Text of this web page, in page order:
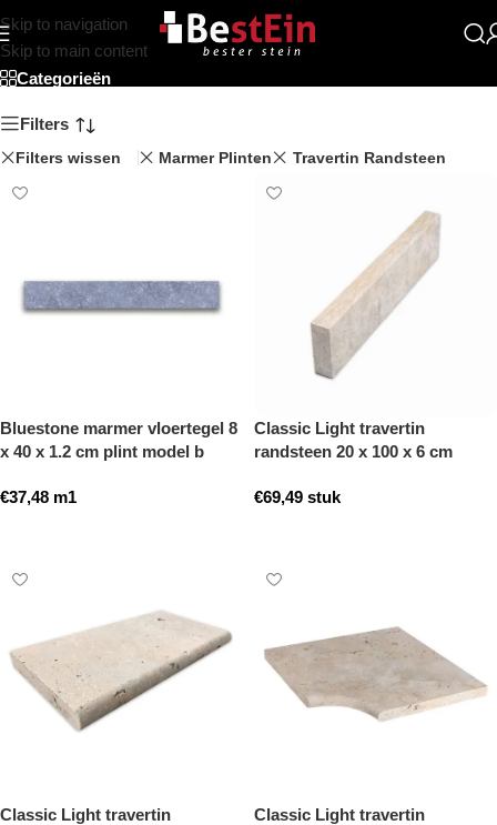
Skip to navigation
Skip to main content
Beststein
Categorieën
Filters
Filters wissen Marmer Plinten Travertin Randsteen
Bluestone marmer vloertegel 8
x 40 x 1.2 cm plint model b
€37,48 m1
Classic Light travertin
randsteen 20 x 100 x 6 cm
getrommeld
€69,49 stuk
Classic Light travertin
Classic Light travertin